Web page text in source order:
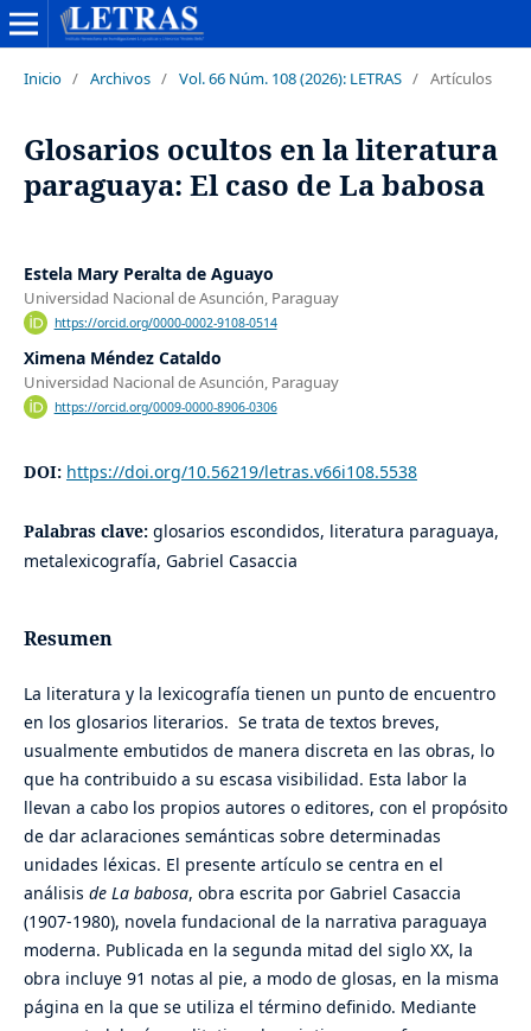
Inicio / Archivos / Vol. 66 Núm. 108 (2026): LETRAS / Artículos
Glosarios ocultos en la literatura
paraguaya: El caso de La babosa
Estela Mary Peralta de Aguayo
Universidad Nacional de Asunción, Paraguay
https://orcid.org/0000-0002-9108-0514
Ximena Méndez Cataldo
Universidad Nacional de Asunción, Paraguay
https://orcid.org/0009-0000-8906-0306
DOI: https://doi.org/10.56219/letras.v66i108.5538
Palabras clave: glosarios escondidos, literatura paraguaya,
metalexicografía, Gabriel Casaccia
Resumen
La literatura y la lexicografía tienen un punto de encuentro
en los glosarios literarios. Se trata de textos breves,
usualmente embutidos de manera discreta en las obras, lo
que ha contribuido a su escasa visibilidad. Esta labor la
llevan a cabo los propios autores o editores, con el propósito
de dar aclaraciones semánticas sobre determinadas
unidades léxicas. El presente artículo se centra en el
análisis de La babosa, obra escrita por Gabriel Casaccia
(1907-1980), novela fundacional de la narrativa paraguaya
moderna. Publicada en la segunda mitad del siglo XX, la
obra incluye 91 notas al pie, a modo de glosas, en la misma
página en la que se utiliza el término definido. Mediante